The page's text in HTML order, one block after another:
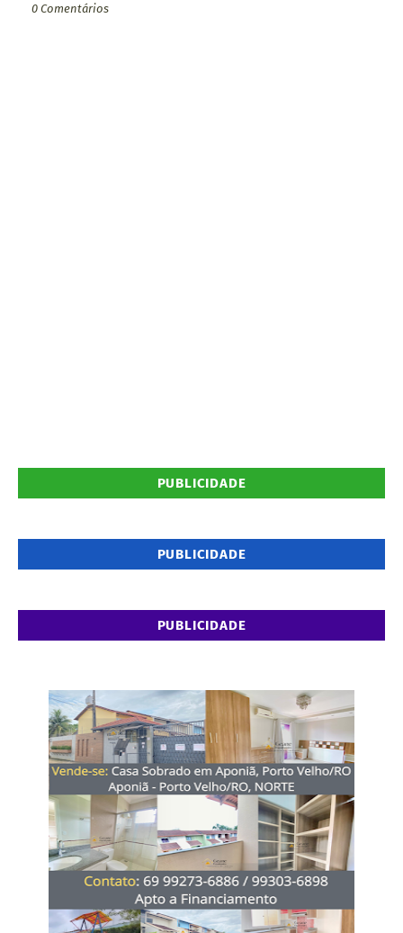
0 Comentários
PUBLICIDADE
PUBLICIDADE
PUBLICIDADE